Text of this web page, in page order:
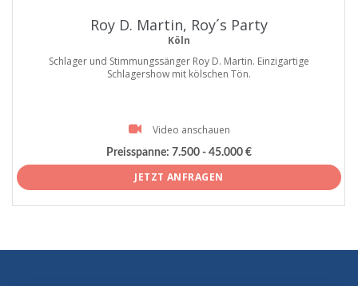
Roy D. Martin, Roy´s Party
Köln
Schlager und Stimmungssänger Roy D. Martin. Einzigartige
Schlagershow mit kölschen Tön.
Video anschauen
Preisspanne: 7.500 - 45.000 €
JETZT ANFRAGEN